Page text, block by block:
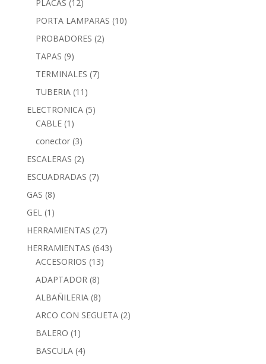
PLACAS (12)
PORTA LAMPARAS (10)
PROBADORES (2)
TAPAS (9)
TERMINALES (7)
TUBERIA (11)
ELECTRONICA (5)
CABLE (1)
conector (3)
ESCALERAS (2)
ESCUADRADAS (7)
GAS (8)
GEL (1)
HERRAMIENTAS (27)
HERRAMIENTAS (643)
ACCESORIOS (13)
ADAPTADOR (8)
ALBAÑILERIA (8)
ARCO CON SEGUETA (2)
BALERO (1)
BASCULA (4)